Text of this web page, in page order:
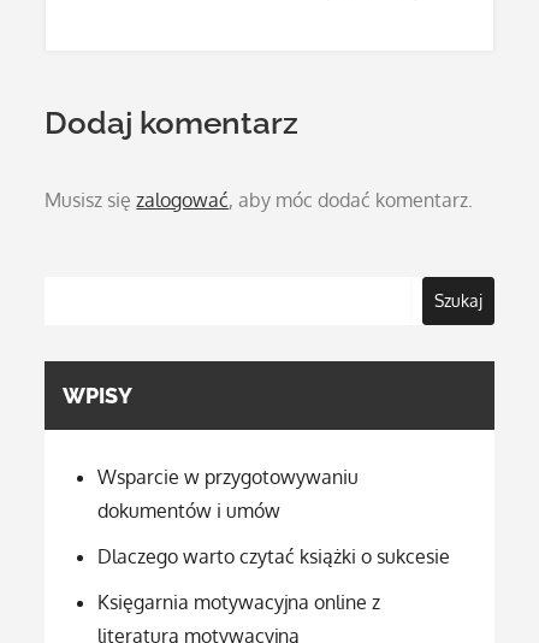
Dodaj komentarz
Musisz sięzalogować, aby móc dodać komentarz.
Szukaj
WPISY
Wsparcie w przygotowywaniu
dokumentów i umów
Dlaczego warto czytać książki o sukcesie
Księgarnia motywacyjna online z
literaturą motywacyjną